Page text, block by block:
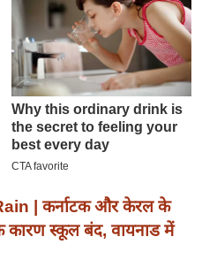
| कर्नाटक और केरल के
कारण स्कूल बंद, वायनाड में